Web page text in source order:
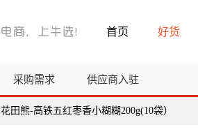
首页 好货
采购需求 供应商入驻
花田熊-高铁五红枣香小糊糊200g(10袋）